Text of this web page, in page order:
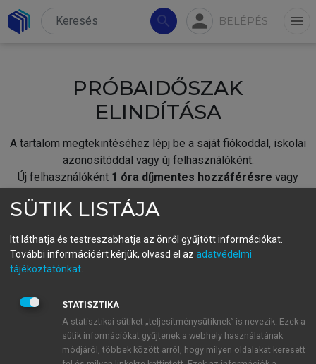
search person BELÉPÉS menu
PRÓBAIDŐSZAK
ELINDÍTÁSA
A tartalom megtekintéséhez lépj be a saját fiókoddal, iskolai
azonosítóddal vagy új felhasználóként.
Új felhasználóként 1 óra díjmentes hozzáférésre vagy
fiókoddal,vagy hozz létre új fiókot.
A regisztráció után apróbaidőszakautomatikusan
BELÉPÉS SAJÁT FIÓKKAL
ÚJ FIÓK LÉTREHOZÁSA
SÜTIK LISTÁJA
Itt láthatja és testreszabhatja az önről gyűjtött információkat.
További információért kérjük, olvasd el az adatvédelmi
tájékoztatónkat
STATISZTIKA
A statisztikai sütiket „teljesítménysütiknek” is nevezik. Ezek a
sütik információkat gyűjtenek a webhely használatának
módjáról, többek között arról, hogy milyen oldalakat keresett